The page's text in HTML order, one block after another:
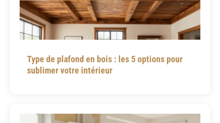
Type de plafond en bois : les 5 options pour
sublimer votre intérieur